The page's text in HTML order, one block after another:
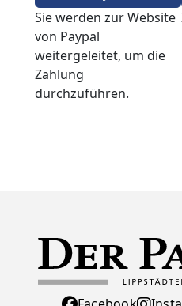
Sie werden zur Website
von Paypal
weitergeleitet, um die
Zahlung
durchzuführen.